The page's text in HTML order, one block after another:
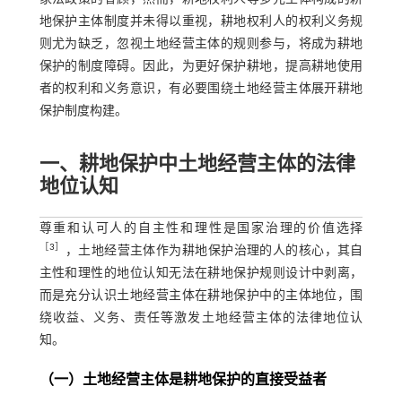
地保护主体制度并未得以重视，耕地权利人的权利义务规
则尤为缺乏，忽视土地经营主体的规则参与，将成为耕地
保护的制度障碍。因此，为更好保护耕地，提高耕地使用
者的权利和义务意识，有必要围绕土地经营主体展开耕地
保护制度构建。
一、耕地保护中土地经营主体的法律
地位认知
尊重和认可人的自主性和理性是国家治理的价值选择
［3
，土地经营主体作为耕地保护治理的人的核心，其自
主性和理性的地位认知无法在耕地保护规则设计中剥离，
而是充分认识土地经营主体在耕地保护中的主体地位，围
绕收益、义务、责任等激发土地经营主体的法律地位认
知。
（一）土地经营主体是耕地保护的直接受益者